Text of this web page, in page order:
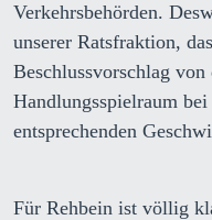
Verkehrsbehörden.
unserer Ratsfraktion,
Beschlussvorschlag
Handlungsspielraum
entsprechenden
Für Rehbein ist völlig